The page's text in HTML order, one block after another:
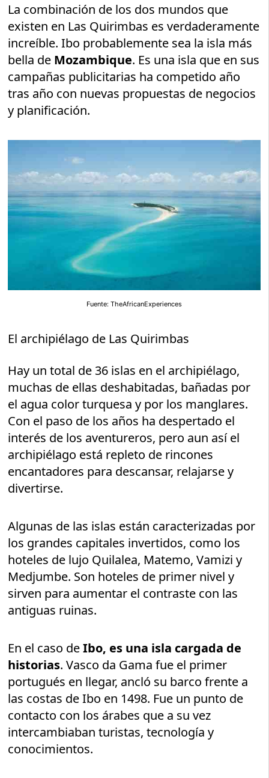
La combinación de los dos mundos que
existen en Las Quirimbas es verdaderamente
increíble. Ibo probablemente sea la isla más
bella de Mozambique. Es una isla que en sus
campañas publicitarias ha competido año
tras año con nuevas propuestas de negocios
y planificación.
Fuente: TheAfricanExperiences
El archipiélago de Las Quirimbas
Hay un total de 36 islas en el archipiélago,
muchas de ellas deshabitadas, bañadas por
el agua color turquesa y por los manglares.
Con el paso de los años ha despertado el
interés de los aventureros, pero aun así el
archipiélago está repleto de rincones
encantadores para descansar, relajarse y
divertirse.
Algunas de las islas están caracterizadas por
los grandes capitales invertidos, como los
hoteles de lujo Quilalea, Matemo, Vamizi y
Medjumbe. Son hoteles de primer nivel y
sirven para aumentar el contraste con las
antiguas ruinas.
En el caso deIbo, es una isla cargada de
historias. Vasco da Gama fue el primer
portugués en llegar, ancló su barco frente a
las costas de Ibo en 1498. Fue un punto de
contacto con los árabes que a su vez
intercambiaban turistas, tecnología y
conocimientos.